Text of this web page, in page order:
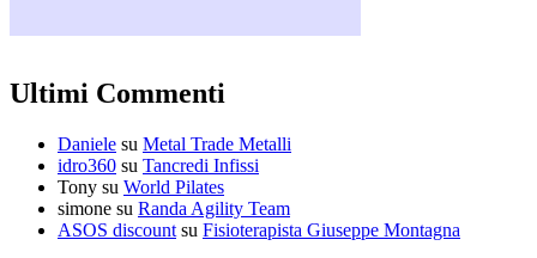
Ultimi Commenti
Daniele su Metal Trade Metalli
idro360 su Tancredi Infissi
Tony su World Pilates
simone su Randa Agility Team
ASOS discount su Fisioterapista Giuseppe Montagna